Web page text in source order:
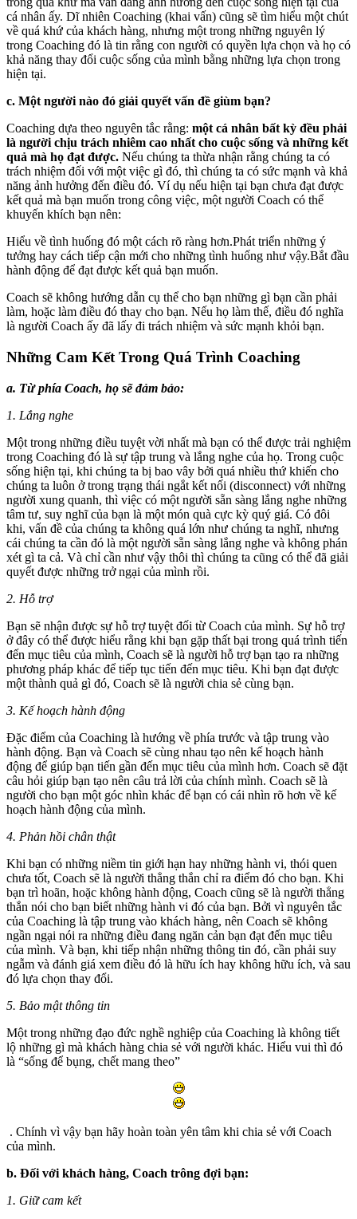
cá nhân ấy. Dĩ nhiên Coaching (khai vấn) cũng sẽ tìm hiểu một chút
về quá khứ của khách hàng, nhưng một trong những nguyên lý
trong Coaching đó là tin rằng con người có quyền lựa chọn và họ có
khả năng thay đổi cuộc sống của mình bằng những lựa chọn trong
hiện tại.
c. Một người nào đó giải quyết vấn đề giùm bạn?
Coaching dựa theo nguyên tắc rằng: một cá nhân bất kỳ đều phải
là người chịu trách nhiêm cao nhất cho cuộc sống và những kết
quả mà họ đạt được. Nếu chúng ta thừa nhận rằng chúng ta có
trách nhiệm đối với một việc gì đó, thì chúng ta có sức mạnh và khả
năng ảnh hưởng đến điều đó. Ví dụ nếu hiện tại bạn chưa đạt được
kết quả mà bạn muốn trong công việc, một người Coach có thể
khuyến khích bạn nên:
Hiểu về tình huống đó một cách rõ ràng hơn.Phát triển những ý
tưởng hay cách tiếp cận mới cho những tình huống như vậy.Bắt đầu
hành động để đạt được kết quả bạn muốn.
Coach sẽ không hướng dẫn cụ thể cho bạn những gì bạn cần phải
làm, hoặc làm điều đó thay cho bạn. Nếu họ làm thế, điều đó nghĩa
là người Coach ấy đã lấy đi trách nhiệm và sức mạnh khỏi bạn.
Những Cam Kết Trong Quá Trình Coaching
a. Từ phía Coach, họ sẽ đảm bảo:
1. Lắng nghe
Một trong những điều tuyệt vời nhất mà bạn có thể được trải nghiệm
trong Coaching đó là sự tập trung và lắng nghe của họ. Trong cuộc
sống hiện tại, khi chúng ta bị bao vây bởi quá nhiều thứ khiến cho
chúng ta luôn ở trong trạng thái ngắt kết nối (disconnect) với những
người xung quanh, thì việc có một người sẵn sàng lắng nghe những
tâm tư, suy nghĩ của bạn là một món quà cực kỳ quý giá. Có đôi
khi, vấn đề của chúng ta không quá lớn như chúng ta nghĩ, nhưng
cái chúng ta cần đó là một người sẵn sàng lắng nghe và không phán
xét gì ta cả. Và chỉ cần như vậy thôi thì chúng ta cũng có thể đã giải
quyết được những trở ngại của mình rồi.
2. Hỗ trợ
Bạn sẽ nhận được sự hỗ trợ tuyệt đối từ Coach của mình. Sự hỗ trợ
ở đây có thể được hiểu rằng khi bạn gặp thất bại trong quá trình tiến
đến mục tiêu của mình, Coach sẽ là người hỗ trợ bạn tạo ra những
phương pháp khác để tiếp tục tiến đến mục tiêu. Khi bạn đạt được
một thành quả gì đó, Coach sẽ là người chia sẻ cùng bạn.
3. Kế hoạch hành động
Đặc điểm của Coaching là hướng về phía trước và tập trung vào
hành động. Bạn và Coach sẽ cùng nhau tạo nên kế hoạch hành
động để giúp bạn tiến gần đến mục tiêu của mình hơn. Coach sẽ đặt
câu hỏi giúp bạn tạo nên câu trả lời của chính mình. Coach sẽ là
người cho bạn một góc nhìn khác để bạn có cái nhìn rõ hơn về kế
hoạch hành động của mình.
4. Phản hồi chân thật
Khi bạn có những niềm tin giới hạn hay những hành vi, thói quen
chưa tốt, Coach sẽ là người thẳng thắn chỉ ra điểm đó cho bạn. Khi
bạn trì hoãn, hoặc không hành động, Coach cũng sẽ là người thẳng
thắn nói cho bạn biết những hành vi đó của bạn. Bởi vì nguyên tắc
của Coaching là tập trung vào khách hàng, nên Coach sẽ không
ngần ngại nói ra những điều đang ngăn cản bạn đạt đến mục tiêu
của mình. Và bạn, khi tiếp nhận những thông tin đó, cần phải suy
ngẫm và đánh giá xem điều đó là hữu ích hay không hữu ích, và sau
đó lựa chọn thay đổi.
5. Bảo mật thông tin
Một trong những đạo đức nghề nghiệp của Coaching là không tiết
lộ những gì mà khách hàng chia sẻ với người khác. Hiểu vui thì đó
là “sống để bụng, chết mang theo”
. Chính vì vậy bạn hãy hoàn toàn yên tâm khi chia sẻ với Coach
của mình.
b. Đối với khách hàng, Coach trông đợi bạn:
1. Giữ cam kết